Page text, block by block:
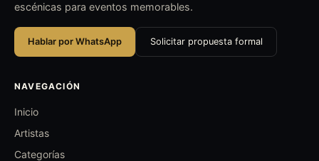
escénicas para eventos memorables.
Hablar por WhatsApp Solicitar propuesta formal
NAVEGACIÓN
Inicio
Artistas
Categorías